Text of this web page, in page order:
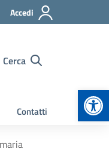
Accedi
Cerca
Contatti